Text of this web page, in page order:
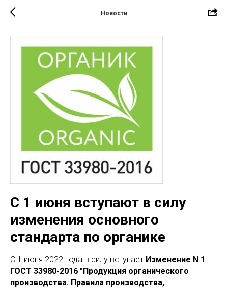
Новости
С 1 июня вступают в силу
изменения основного
стандарта по органике
С 1 июня 2022 года в силу вступает Изменение N 1
ГОСТ 33980-2016 "Продукция органического
производства. Правила производства,